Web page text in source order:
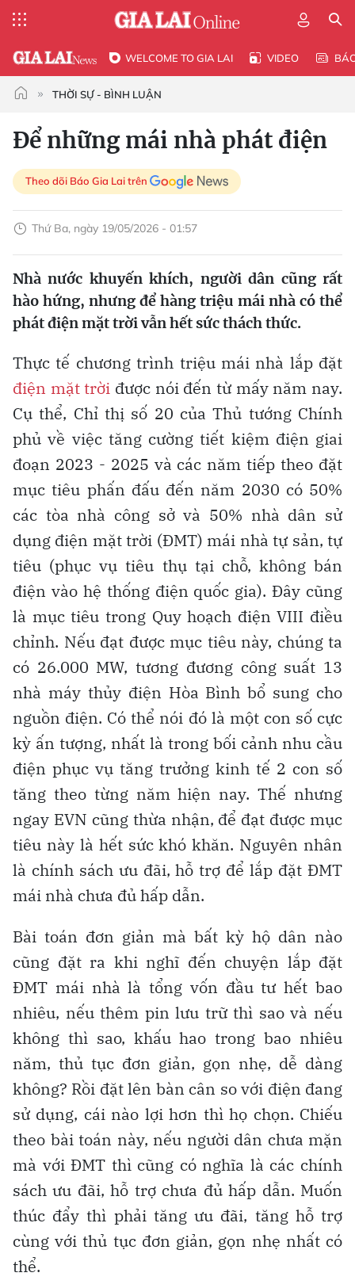
WELCOME TO GIA LAI VIDEO
THỜI SỰ - BÌNH LUẬN
Để những mái nhà phát điện
Theo dõi Báo Gia Lai trên
Thứ Ba, ngày 19/05/2026 - 01:57
Nhà nước khuyến khích, người dân cũng rất
hào hứng, nhưng để hàng triệu mái nhà có thể
phát điện mặt trời vẫn hết sức thách thức.
Thực tế chương trình triệu mái nhà lắp đặt
điện mặt trời được nói đến từ mấy năm nay.
Cụ thể, Chỉ thị số 20 của Thủ tướng Chính
phủ về việc tăng cường tiết kiệm điện giai
đoạn 2023 - 2025 và các năm tiếp theo đặt
mục tiêu phấn đấu đến năm 2030 có 50%
các tòa nhà công sở và 50% nhà dân sử
dụng điện mặt trời (ĐMT) mái nhà tự sản, tự
tiêu (phục vụ tiêu thụ tại chỗ, không bán
điện vào hệ thống điện quốc gia). Đây cũng
là mục tiêu trong Quy hoạch điện VIII điều
chỉnh. Nếu đạt được mục tiêu này, chúng ta
có 26.000 MW, tương đương công suất 13
nhà máy thủy điện Hòa Bình bổ sung cho
nguồn điện. Có thể nói đó là một con số cực
kỳ ấn tượng, nhất là trong bối cảnh nhu cầu
điện phục vụ tăng trưởng kinh tế 2 con số
tăng theo từng năm hiện nay. Thế nhưng
ngay EVN cũng thừa nhận, để đạt được mục
tiêu này là hết sức khó khăn. Nguyên nhân
là chính sách ưu đãi, hỗ trợ để lắp đặt ĐMT
mái nhà chưa đủ hấp dẫn.
Bài toán đơn giản mà bất kỳ hộ dân nào
cũng đặt ra khi nghĩ đến chuyện lắp đặt
ĐMT mái nhà là tổng vốn đầu tư hết bao
nhiêu, nếu thêm pin lưu trữ thì sao và nếu
không thì sao, khấu hao trong bao nhiêu
năm, thủ tục đơn giản, gọn nhẹ, dễ dàng
không? Rồi đặt lên bàn cân so với điện đang
sử dụng, cái nào lợi hơn thì họ chọn. Chiếu
theo bài toán này, nếu người dân chưa mặn
mà với ĐMT thì cũng có nghĩa là các chính
sách ưu đãi, hỗ trợ chưa đủ hấp dẫn. Muốn
thúc đẩy thì phải tăng ưu đãi, tăng hỗ trợ
cùng với thủ tục đơn giản, gọn nhẹ nhất có
thể.